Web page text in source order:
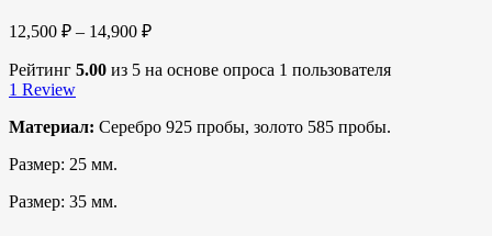
12,500 ₽ – 14,900 ₽
Рейтинг 5.00 из 5 на основе опроса 1 пользователя
1 Review
Материал: Серебро 925 пробы, золото 585 пробы.
Размер: 25 мм.
Размер: 35 мм.